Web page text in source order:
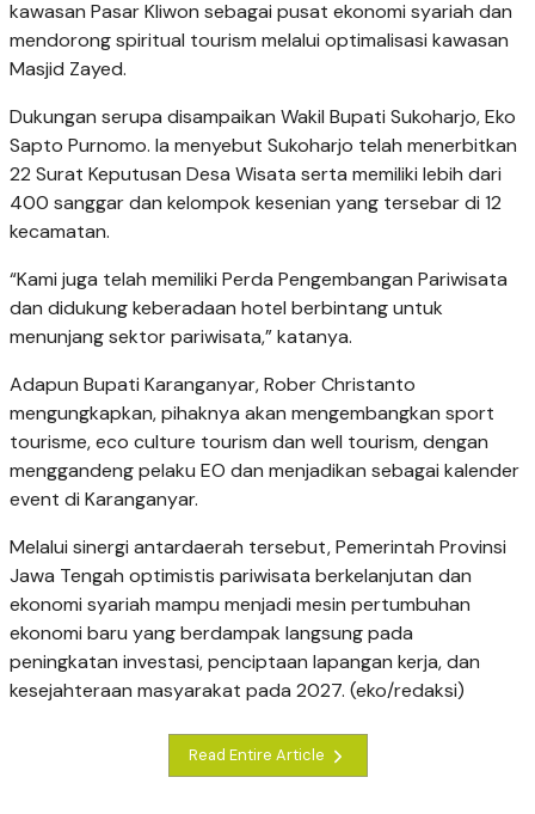
kawasan Pasar Kliwon sebagai pusat ekonomi syariah dan
mendorong spiritual tourism melalui optimalisasi kawasan
Masjid Zayed.
Dukungan serupa disampaikan Wakil Bupati Sukoharjo, Eko
Sapto Purnomo. Ia menyebut Sukoharjo telah menerbitkan
22 Surat Keputusan Desa Wisata serta memiliki lebih dari
400 sanggar dan kelompok kesenian yang tersebar di 12
kecamatan.
“Kami juga telah memiliki Perda Pengembangan Pariwisata
dan didukung keberadaan hotel berbintang untuk
menunjang sektor pariwisata,” katanya.
Adapun Bupati Karanganyar, Rober Christanto
mengungkapkan, pihaknya akan mengembangkan sport
tourisme, eco culture tourism dan well tourism, dengan
menggandeng pelaku EO dan menjadikan sebagai kalender
event di Karanganyar.
Melalui sinergi antardaerah tersebut, Pemerintah Provinsi
Jawa Tengah optimistis pariwisata berkelanjutan dan
ekonomi syariah mampu menjadi mesin pertumbuhan
ekonomi baru yang berdampak langsung pada
peningkatan investasi, penciptaan lapangan kerja, dan
kesejahteraan masyarakat pada 2027. (eko/redaksi)
Read Entire Article